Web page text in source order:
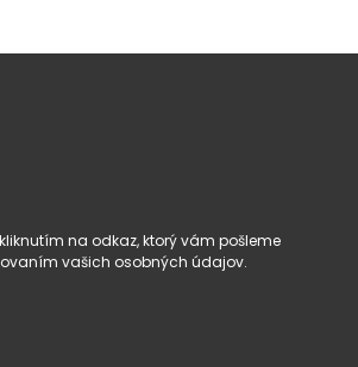
na odkaz, ktorý vám pošleme
vašich osobných údajov.